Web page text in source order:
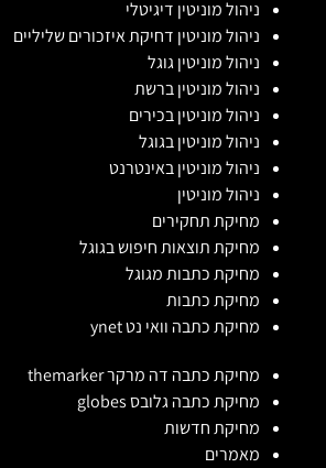
ניהול מוניטין דיגיטלי
ניהול מוניטין דחיקת איזכורים שליליים
ניהול מוניטין גוגל
ניהול מוניטין ברשת
ניהול מוניטין בכירים
ניהול מוניטין בגוגל
ניהול מוניטין באינטרנט
ניהול מוניטין
מחיקת תחקירים
מחיקת תוצאות חיפוש בגוגל
מחיקת כתבות מגוגל
מחיקת כתבות
מחיקת כתבה וואי נט ynet
מחיקת כתבה דה מרקר themarker
מחיקת כתבה גלובס globes
מחיקת חדשות
מאמרים